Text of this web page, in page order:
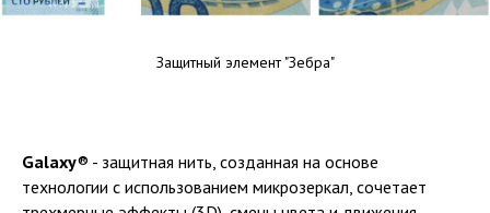
Защитный элемент "Зебра"
Galaxy® - защитная нить, созданная на основе
технологии с использованием микрозеркал, сочетает